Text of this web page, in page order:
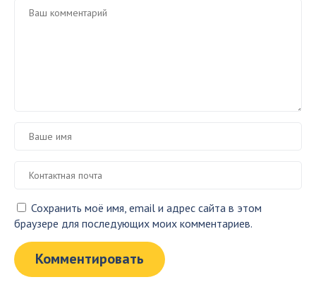
Сохранить моё имя, email и адрес сайта в этом
браузере для последующих моих комментариев.